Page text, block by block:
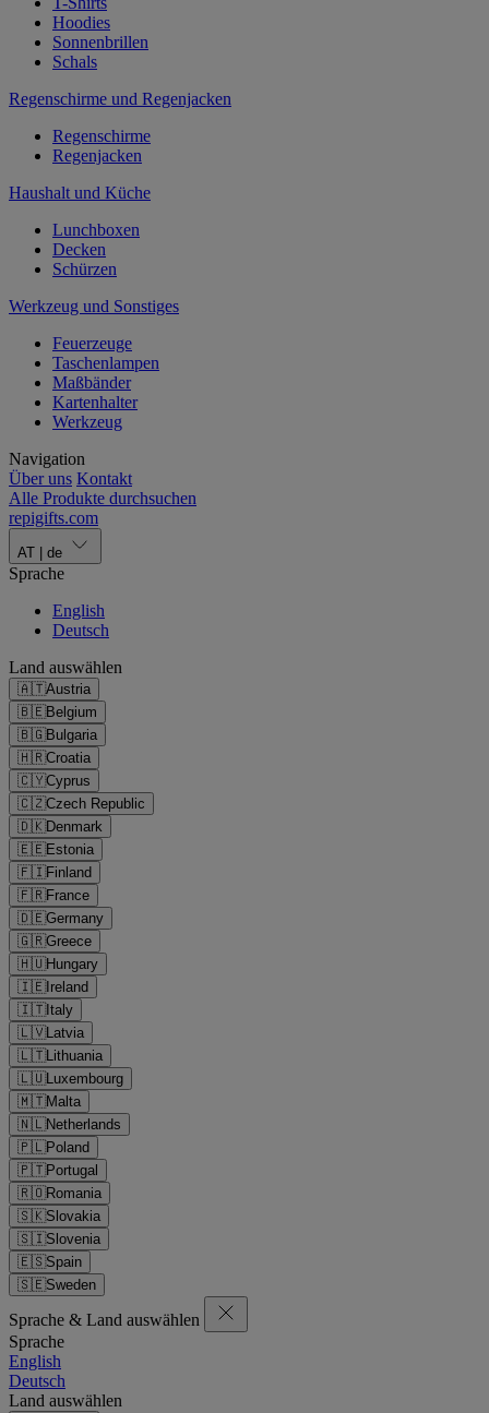
Hoodies
Sonnenbrillen
Schals
Regenschirme und Regenjacken
Regenschirme
Regenjacken
Haushalt und Küche
Lunchboxen
Decken
Schürzen
Werkzeug und Sonstiges
Feuerzeuge
Taschenlampen
Maßbänder
Kartenhalter
Werkzeug
Navigation
Über uns Kontakt
Alle Produkte durchsuchen
repigifts.com
AT de
Sprache
English
Deutsch
Land auswählen
🇦🇹Austria
🇧🇪Belgium
🇧🇬Bulgaria
🇭🇷Croatia
🇨🇾Cyprus
🇨🇿Czech Republic
🇩🇰Denmark
🇪🇪Estonia
🇫🇮Finland
🇫🇷France
🇩🇪Germany
🇬🇷Greece
🇭🇺Hungary
🇮🇪Ireland
🇮🇹Italy
🇱🇻Latvia
🇱🇹Lithuania
🇱🇺Luxembourg
🇲🇹Malta
🇳🇱Netherlands
🇵🇱Poland
🇵🇹Portugal
🇷🇴Romania
🇸🇰Slovakia
🇸🇮Slovenia
🇪🇸Spain
🇸🇪Sweden
Sprache & Land auswählen
Sprache
English
Deutsch
Land auswählen